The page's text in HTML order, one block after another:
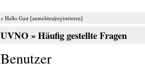
» Hallo Gast [anmelden|registrieren]
UVNO » Häufig gestellte Fragen
Benutzer